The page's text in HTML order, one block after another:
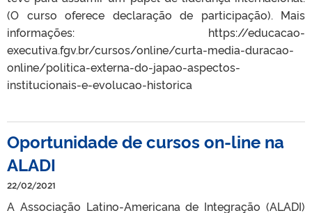
(O curso oferece declaração de participação). Mais
informações: https://educacao-
executiva.fgv.br/cursos/online/curta-media-duracao-
online/politica-externa-do-japao-aspectos-
institucionais-e-evolucao-historica
Oportunidade de cursos on-line na
ALADI
22/02/2021
A Associação Latino-Americana de Integração (ALADI)